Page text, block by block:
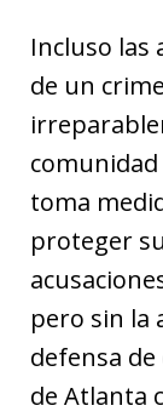
Incluso las
de un
toma
proteger
pero sin la
defensa
de Atlanta